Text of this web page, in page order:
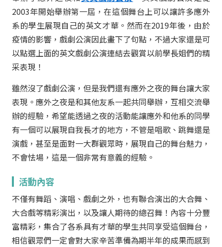
2003年開始舉辦第一屆，在這個舞台上可以讓許多應外
系的學生展現自己的英文才華。然而在2019年後，由於
疫情的影響，戲劇公演因此畫下了句點，不過大家還是可
以點選上面的英文戲劇公演連結去觀賞以前學長姐們的精
采表現！
雖然沒了戲劇公演，但是我們還有應外之夜的舞台讓大家
表現。應外之夜是和其他友系一起共同舉辦，互相交流舉
辦的經驗，希望能透過之夜的活動能讓應外和他系的同學
有一個可以展現自我長才的地方，不管是唱歌、跳舞還是
演戲，甚至是面對一大群觀眾時，展現自己的舞台魅力，
不會怯場，這是一個非常有意義的經驗。
活動內容
不僅有舞蹈、演唱、戲劇之外，也有聯合演出的大合舞、
大合戲等精彩演出，以及讓人期待的總召舞！內容十分豐
富精彩，集合了各系具有才華的學生共同享受這個舞台，
相信觀眾們一定會對大家辛苦準備為期半年的成果而感到